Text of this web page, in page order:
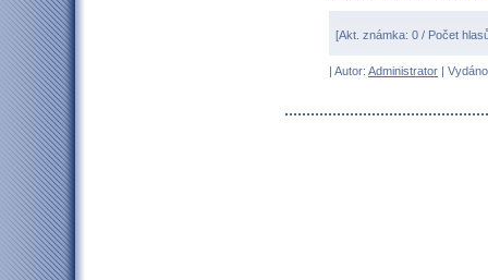
[Akt. známka: 0 / Počet
| Autor: Administrator |